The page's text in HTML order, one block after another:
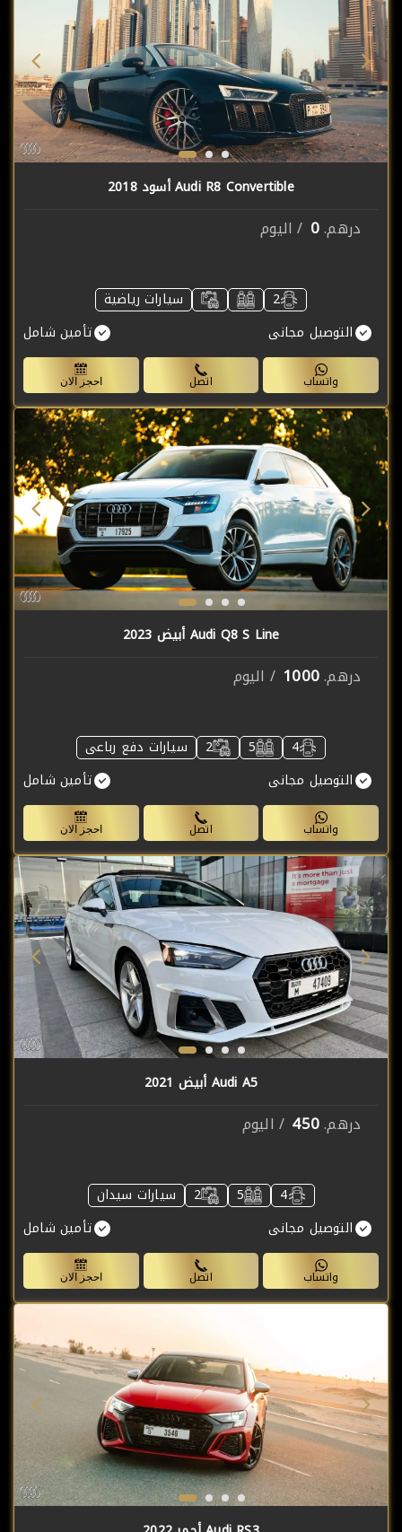
Audi R8 Convertible أسود 2018
درهم.0 / اليوم
2
سيارات رياضية
التوصيل مجانى
تأمين شامل
واتساب اتصل احجز الان
Audi Q8 S Line أبيض 2023
درهم.1000 / اليوم
4
5
2
سيارات دفع رباعى
التوصيل مجانى
تأمين شامل
واتساب اتصل احجز الان
Audi A5 أبيض 2021
درهم.450 / اليوم
4
5
2
سيارات سيدان
التوصيل مجانى
تأمين شامل
واتساب اتصل احجز الان